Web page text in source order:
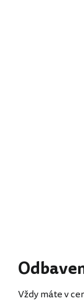
Vždy máte v